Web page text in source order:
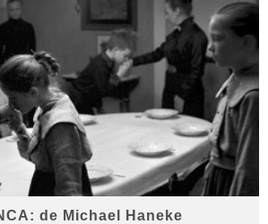
de Michael Haneke